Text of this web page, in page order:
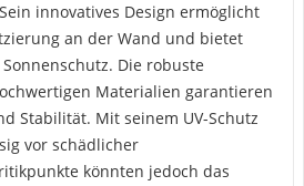
innovatives Design ermöglicht
an der Wand und bietet
Die robuste
Materialien garantieren
Stabilität. Mit seinem UV-Schutz
vor schädlicher
könnten jedoch das